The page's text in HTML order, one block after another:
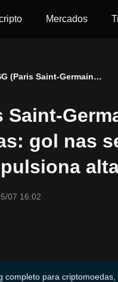
Mercados
PSG (Paris Saint-Germain Fan Token) oscila 57,2% em 24 horas: gol nas semifinais da Champions League impulsiona alta seguida de rápida correção
Saint-
gol nas
07 16:02
completo para criptomoedas,